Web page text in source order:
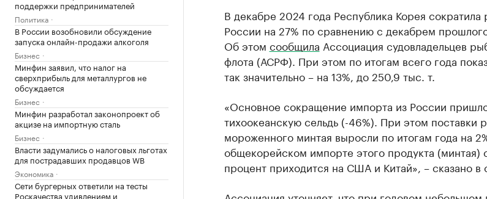
поддержки предпринимателей
Политика
В России возобновили обсуждение
запуска онлайн-продажи алкоголя
Бизнес
Минфин заявил, что налог на
сверхприбыль для металлургов не
обсуждается
Бизнес
Минфин разработал законопроект об
акцизе на импортную сталь
Бизнес
Власти задумались о налоговых льготах
для пострадавших продавцов WB
Экономика
Сети бургерных ответили на тесты
Роскачества удивлением и
В декабре 2024 года Республика Корея
России на 27% по сравнению с декабрем
Об этом сообщила Ассоциация судовладельцев
флота (АСРФ). При этом по итогам всего года
так значительно – на 13%, до 250,9 тыс. т.
«Основное сокращение импорта из России
тихоокеанскую сельдь (-46%). При этом поставки
мороженного минтая выросли по итогам года на
общекорейском импорте этого продукта (минтая)
процент приходится на США и Китай», – сказано в